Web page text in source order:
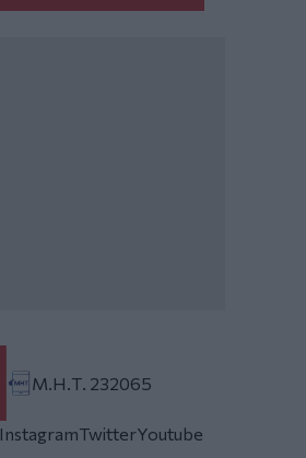
Μ.Η.Τ. 232065
InstagramTwitterYoutube